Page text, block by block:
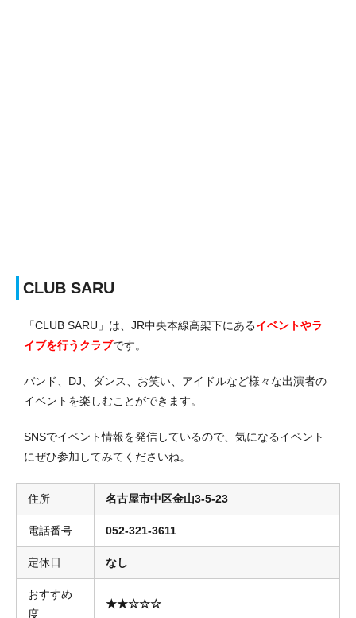
CLUB SARU
「CLUB SARU」は、JR中央本線高架下にあるイベントやラ
イブを行うクラブです。
バンド、DJ、ダンス、お笑い、アイドルなど様々な出演者の
イベントを楽しむことができます。
SNSでイベント情報を発信しているので、気になるイベント
にぜひ参加してみてくださいね。
住所 名古屋市中区金山3-5-23
電話番号 052-321-3611
定休日 なし
おすすめ
度
★★☆☆☆